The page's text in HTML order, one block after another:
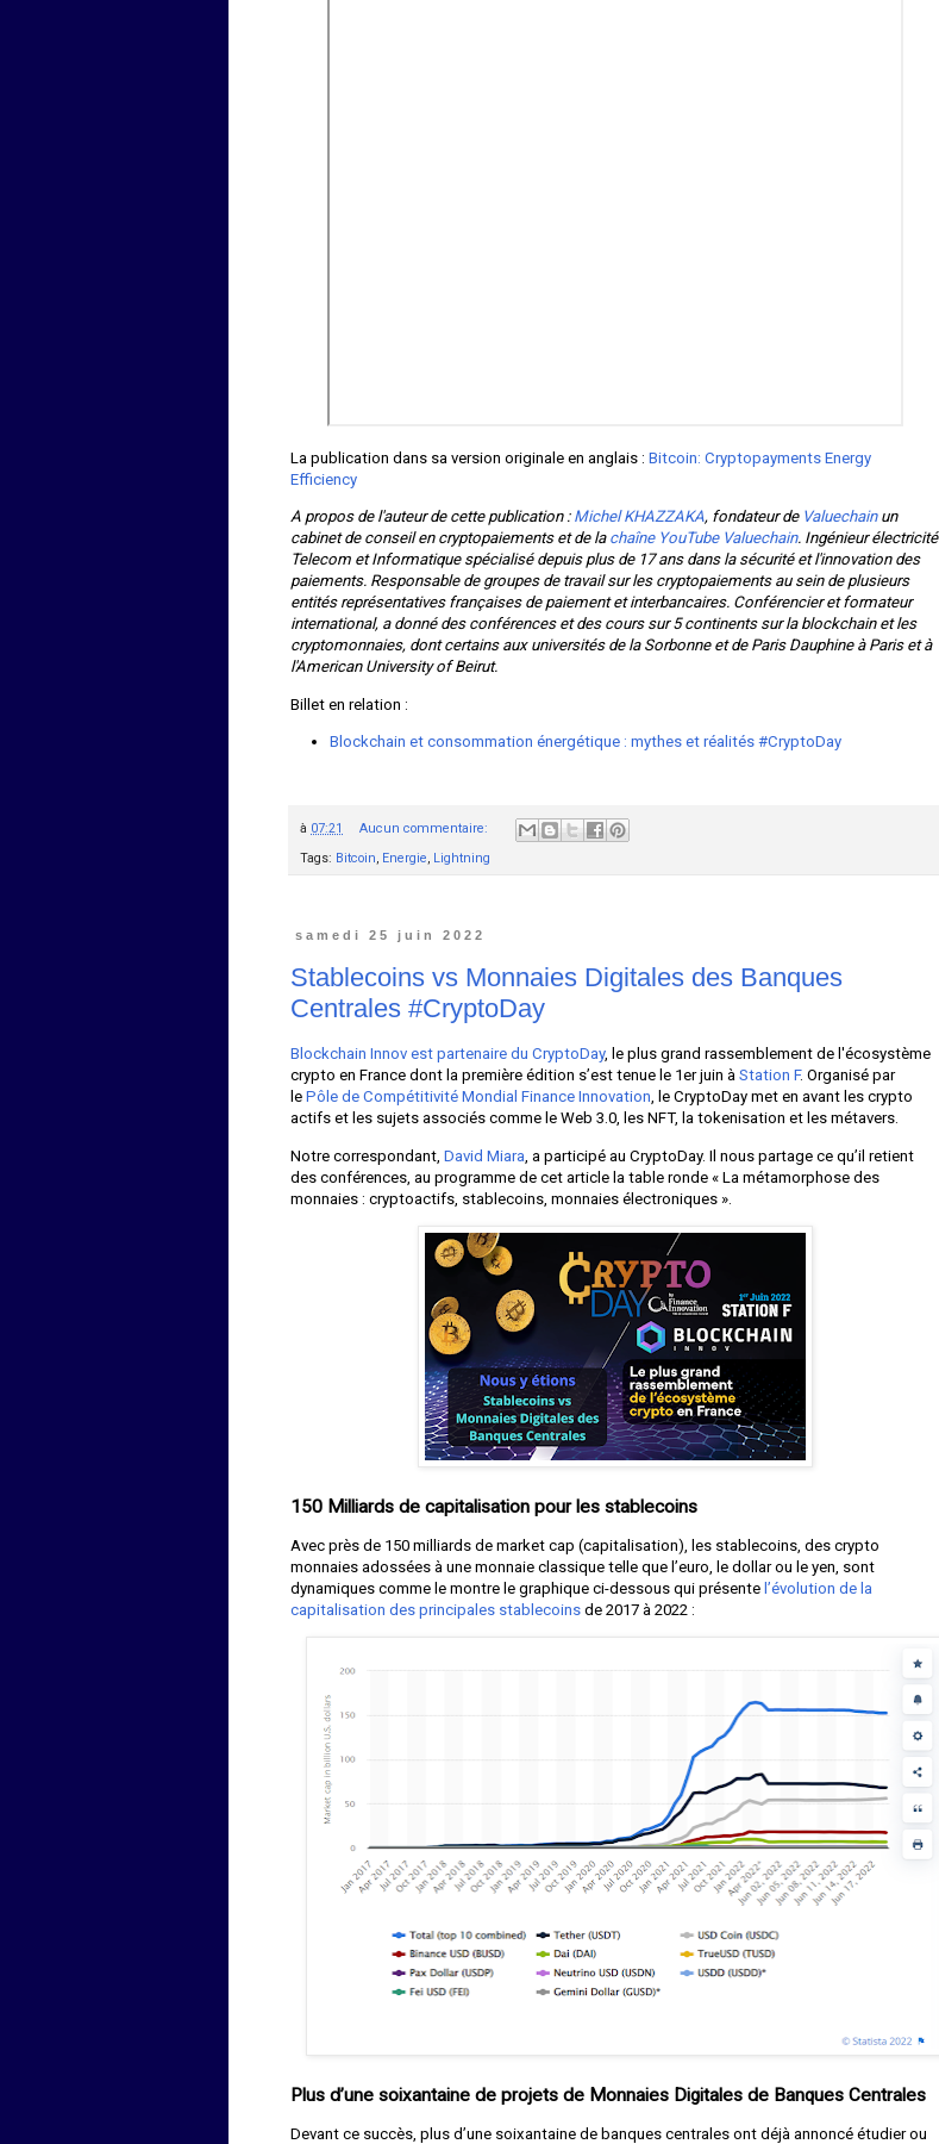
La publication dans sa version originale en anglais : Bitcoin: Cryptopayments Energy
Efficiency
A propos de l'auteur de cette publication : Michel KHAZZAKA, fondateur de Valuechainun
cabinet de conseil en cryptopaiements et de la chaîne YouTube Valuechain. Ingénieur électricité
Telecom et Informatique spécialisé depuis plus de 17 ans dans la sécurité et l'innovation des
paiements. Responsable de groupes de travail sur les cryptopaiements au sein de plusieurs
entités représentatives françaises de paiement et interbancaires. Conférencier et formateur
international, a donné des conférences et des cours sur 5 continents sur la blockchain et les
cryptomonnaies, dont certains aux universités de la Sorbonne et de Paris Dauphine à Paris et à
l'American University of Beirut.
Billet en relation :
Blockchain et consommation énergétique : mythes et réalités #CryptoDay
à 07:21
Aucun commentaire:
Tags: Bitcoin, Energie, Lightning
samedi 25 juin 2022
Stablecoins vs Monnaies Digitales des Banques
Centrales #CryptoDay
Blockchain Innov est partenaire du CryptoDay, le plus grand rassemblement de l'écosystème
crypto en France dont la première édition s’est tenue le 1er juin à Station F. Organisé par
le Pôle de Compétitivité Mondial Finance Innovation, le CryptoDay met en avant les crypto
actifs et les sujets associés comme le Web 3.0, les NFT, la tokenisation et les métavers.
Notre correspondant, David Miara , a participé au CryptoDay. Il nous partage ce qu’il retient
des conférences, au programme de cet article la table ronde « La métamorphose des
monnaies : cryptoactifs, stablecoins, monnaies électroniques ».
150 Milliards de capitalisation pour les stablecoins
Avec près de 150 milliards de market cap (capitalisation), les stablecoins, des crypto
monnaies adossées à une monnaie classique telle que l’euro, le dollar ou le yen, sont
dynamiques comme le montre le graphique ci-dessous qui présente l’évolution de la
capitalisation des principales stablecoins de 2017 à 2022 :
Plus d’une soixantaine de projets de Monnaies Digitales de Banques Centrales
Devant ce succès, plus d’une soixantaine de banques centrales ont déjà annoncé étudier ou